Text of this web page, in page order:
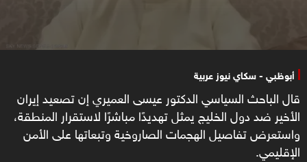
أبوظبي - سكاي نيوز عربية
قال الباحث السياسي الدكتور عيسى العميري إن تصعيد إيران
الأخير ضد دول الخليج يمثل تهديدًا مباشرًا لاستقرار المنطقة،
واستعرض تفاصيل الهجمات الصاروخية وتبعاتها على الأمن
الإقليمي.